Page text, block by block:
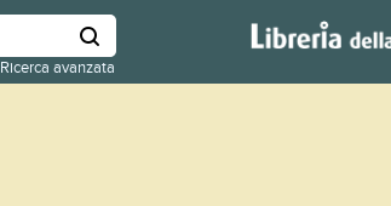
Ricerca avanzata